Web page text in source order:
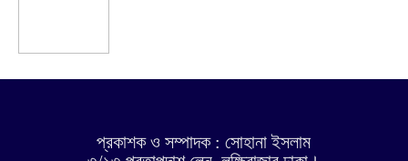
প্রকাশক ও সম্পাদক : সোহানা ইসলাম